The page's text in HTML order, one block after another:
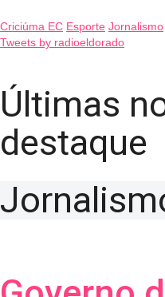
Criciúma EC Esporte Jornalismo
Tweets by radioeldorado
Últimas
destaque